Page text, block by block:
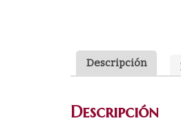
Descripción
Descripción